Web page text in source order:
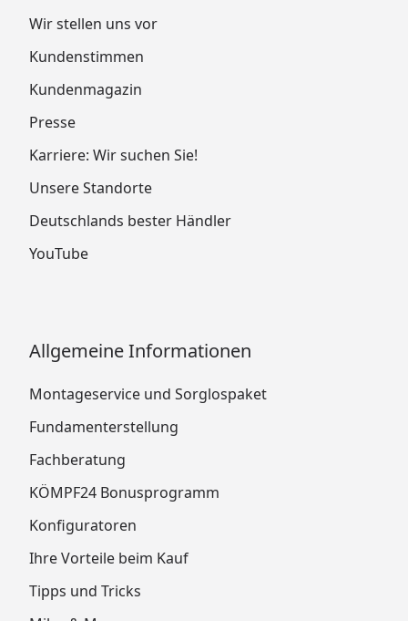
Wir stellen uns vor
Kundenstimmen
Kundenmagazin
Presse
Karriere: Wir suchen Sie!
Unsere Standorte
Deutschlands bester Händler
YouTube
Allgemeine Informationen
Montageservice und Sorglospaket
Fundamenterstellung
Fachberatung
KÖMPF24 Bonusprogramm
Konfiguratoren
Ihre Vorteile beim Kauf
Tipps und Tricks